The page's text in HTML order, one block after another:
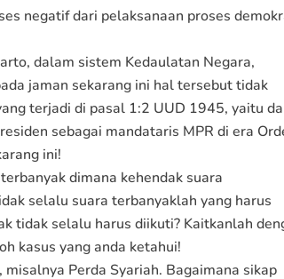
negatif dari pelaksanaan proses
dalam sistem Kedaulatan Negara,
jaman sekarang ini hal tersebut tidak
terjadi di pasal 1:2 UUD 1945, yaitu
sebagai mandataris MPR di era
ini!
dimana kehendak suara
selalu suara terbanyaklah yang harus
tidak selalu harus diikuti? Kaitkanlah
kasus yang anda ketahui!
Perda Syariah. Bagaimana sikap